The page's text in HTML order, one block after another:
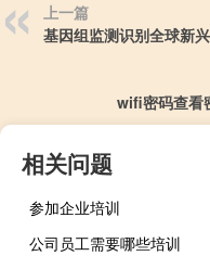
上一篇
基因组监测识别全球新
wifi密码查看
相关问题
参加企业培训
公司员工需要哪些培训